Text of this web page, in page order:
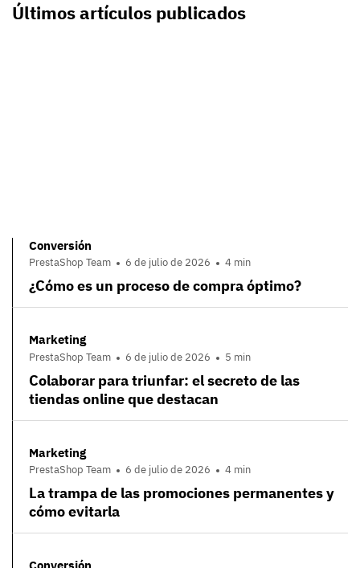
Últimos artículos publicados
Conversión
PrestaShop Team 6 de julio de 2026 4 min
¿Cómo es un proceso de compra óptimo?
Marketing
PrestaShop Team 6 de julio de 2026 5 min
Colaborar para triunfar: el secreto de las
tiendas online que destacan
Marketing
PrestaShop Team 6 de julio de 2026 4 min
La trampa de las promociones permanentes y
cómo evitarla